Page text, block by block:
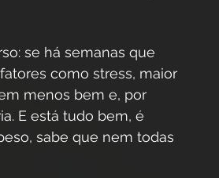
se há semanas que
como stress, maior
menos bem e, por
E está tudo bem, é
sabe que nem todas